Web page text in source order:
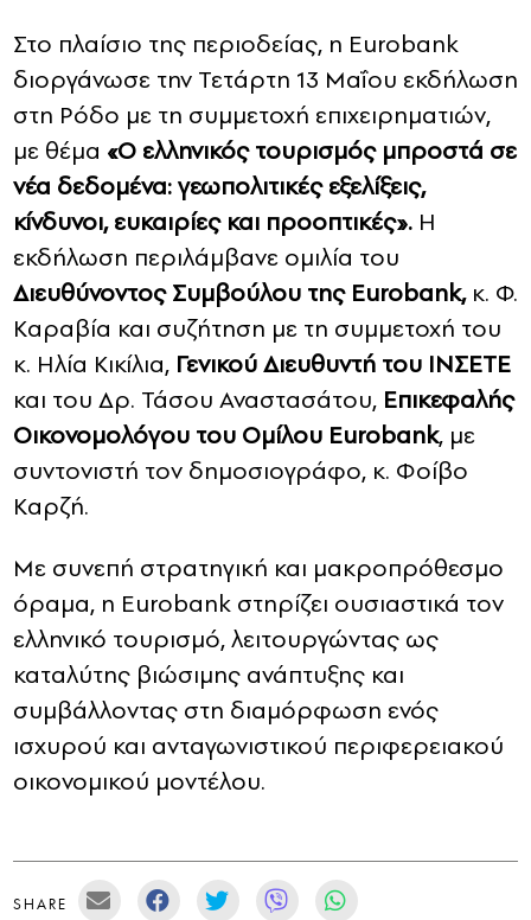
Στο πλαίσιο της περιοδείας, η Eurobank
διοργάνωσε την Τετάρτη 13 Μαΐου εκδήλωση
στη Ρόδο με τη συμμετοχή επιχειρηματιών,
με θέμα «Ο ελληνικός τουρισμός μπροστά σε
νέα δεδομένα: γεωπολιτικές εξελίξεις,
κίνδυνοι, ευκαιρίες και προοπτικές». Η
εκδήλωση περιλάμβανε ομιλία του
Διευθύνοντος Συμβούλου της Eurobank,κ. Φ.
Καραβία και συζήτηση με τη συμμετοχή του
κ. Hλία Κικίλια, Γενικού Διευθυντή του ΙΝΣΕΤΕ
και του Δρ. Τάσου Αναστασάτου, Επικεφαλής
Οικονομολόγου του Ομίλου Eurobank, με
συντονιστή τον δημοσιογράφο, κ. Φοίβο
Καρζή.
Με συνεπή στρατηγική και μακροπρόθεσμο
όραμα, η Eurobank στηρίζει ουσιαστικά τον
ελληνικό τουρισμό, λειτουργώντας ως
καταλύτης βιώσιμης ανάπτυξης και
συμβάλλοντας στη διαμόρφωση ενός
ισχυρού και ανταγωνιστικού περιφερειακού
οικονομικού μοντέλου.
SHARE